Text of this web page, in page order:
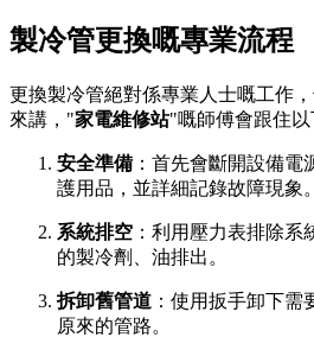
製冷管更換嘅專業流程
更換製冷管絕對係專業人士嘅工作
來講，"家電維修站"嘅師傅會跟住以
安全準備 ：首先會斷開設備
護用品，並詳細記錄故障現象。
系統排空 ：利用壓力表排除
的製冷劑、油排出。
拆卸舊管道 ：使用扳手卸下
原來的管路。